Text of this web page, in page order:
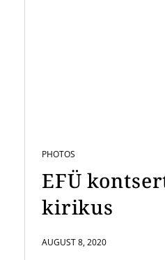
PHOTOS
EFÜ
kirikus
AUGUST 8, 2020